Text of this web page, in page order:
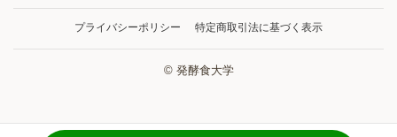
プライバシーポリシー 特定商取引法に基づく表示
© 発酵食大学